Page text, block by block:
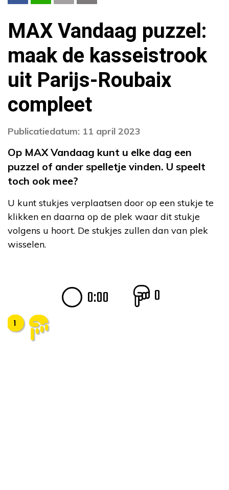
MAX Vandaag puzzel:
maak de kasseistrook
uit Parijs-Roubaix
compleet
Publicatiedatum: 11 april 2023
Op MAX Vandaag kunt u elke dag een
puzzel of ander spelletje vinden. U speelt
toch ook mee?
U kunt stukjes verplaatsen door op een stukje te
klikken en daarna op de plek waar dit stukje
volgens u hoort. De stukjes zullen dan van plek
wisselen.